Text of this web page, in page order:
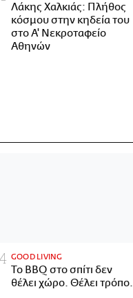
Λάκης Χαλκιάς: Πλήθος
κόσμου στην κηδεία του
στο Α' Νεκροταφείο
Αθηνών
GOOD LIVING
Το BBQ στο σπίτι δεν
θέλει χώρο. Θέλει τρόπο.